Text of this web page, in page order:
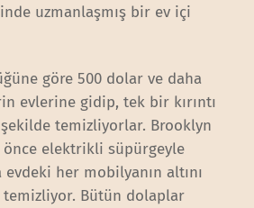
uzmanlaşmış bir ev içi
göre 500 dolar ve daha
evlerine gidip, tek bir kırıntı
temizliyorlar. Brooklyn
elektrikli süpürgeyle
her mobilyanın altını
Bütün dolaplar